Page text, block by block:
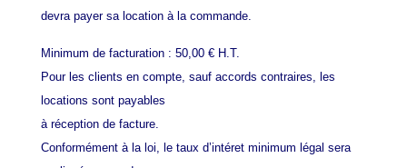
devra payer sa location à la commande.
Minimum de facturation : 50,00 € H.T.
Pour les clients en compte, sauf accords contraires, les
locations sont payables
à réception de facture.
Conformément à la loi, le taux d’intéret minimum légal sera